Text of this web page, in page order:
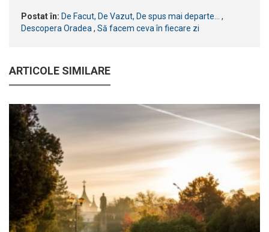
Postat în: De Facut, De Vazut, De spus mai departe...
,
Descopera Oradea , Să facem ceva în fiecare zi
ARTICOLE SIMILARE